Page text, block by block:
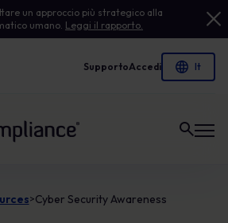
un approccio più strategico alla
umano. Leggi il rapporto.
SupportoAccedi
>Cyber Security Awareness